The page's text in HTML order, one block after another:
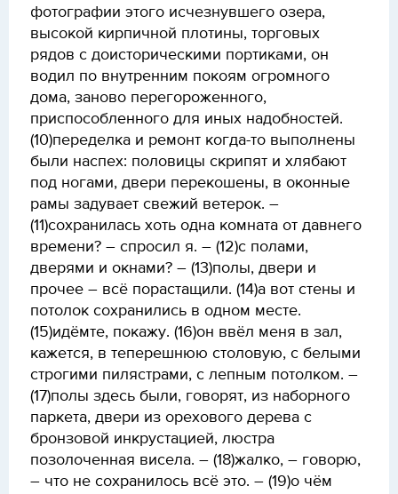
фотографии этого исчезнувшего озера,
высокой кирпичной плотины, торговых
рядов с доисторическими портиками, он
водил по внутренним покоям огромного
дома, заново перегороженного,
приспособленного для иных надобностей.
(10)переделка и ремонт когда-то выполнены
были наспех: половицы скрипят и хлябают
под ногами, двери перекошены, в оконные
рамы задувает свежий ветерок. –
(11)сохранилась хоть одна комната от давнего
времени? – спросил я. – (12)с полами,
дверями и окнами? – (13)полы, двери и
прочее – всё порастащили. (14)а вот стены и
потолок сохранились в одном месте.
(15)идёмте, покажу. (16)он ввёл меня в зал,
кажется, в теперешнюю столовую, с белыми
строгими пилястрами, с лепным потолком. –
(17)полы здесь были, говорят, из наборного
паркета, двери из орехового дерева с
бронзовой инкрустацией, люстра
позолоченная висела. – (18)жалко, – говорю,
– что не сохранилось всё это. – (19)о чём